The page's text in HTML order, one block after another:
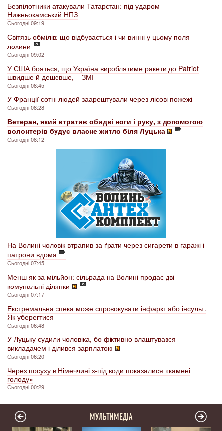
Безпілотники атакували Татарстан: під ударом
Нижньокамський НПЗ
Сьогодні 09:19
Світязь обмілів: що відбувається і чи винні у цьому поля
лохини
Сьогодні 09:02
У США бояться, що Україна вироблятиме ракети до Patriot
швидше й дешевше, – ЗМІ
Сьогодні 08:45
У Франції сотні людей заарештували через лісові пожежі
Сьогодні 08:28
Ветеран, який втратив обидві ноги і руку, з допомогою
волонтерів будує власне житло біля Луцька
Сьогодні 08:12
На Волині чоловік втрапив за ґрати через сигарети в гаражі і
патрони вдома
Сьогодні 07:45
Менш як за мільйон: сільрада на Волині продає дві
комунальні ділянки
Сьогодні 07:17
Екстремальна спека може спровокувати інфаркт або інсульт.
Як уберегтися
Сьогодні 06:48
У Луцьку судили чоловіка, бо фіктивно влаштувався
викладачем і ділився зарплатою
Сьогодні 06:20
Через посуху в Німеччині з-під води показалися «камені
голоду»
Сьогодні 00:29
МУЛЬТИМЕДІА